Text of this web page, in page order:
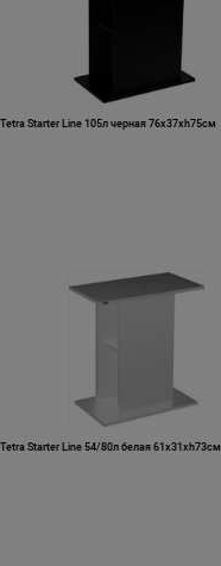
Starter Line 105л черная 76х37хh75см
Starter Line 54/80л белая 61х31хh73см